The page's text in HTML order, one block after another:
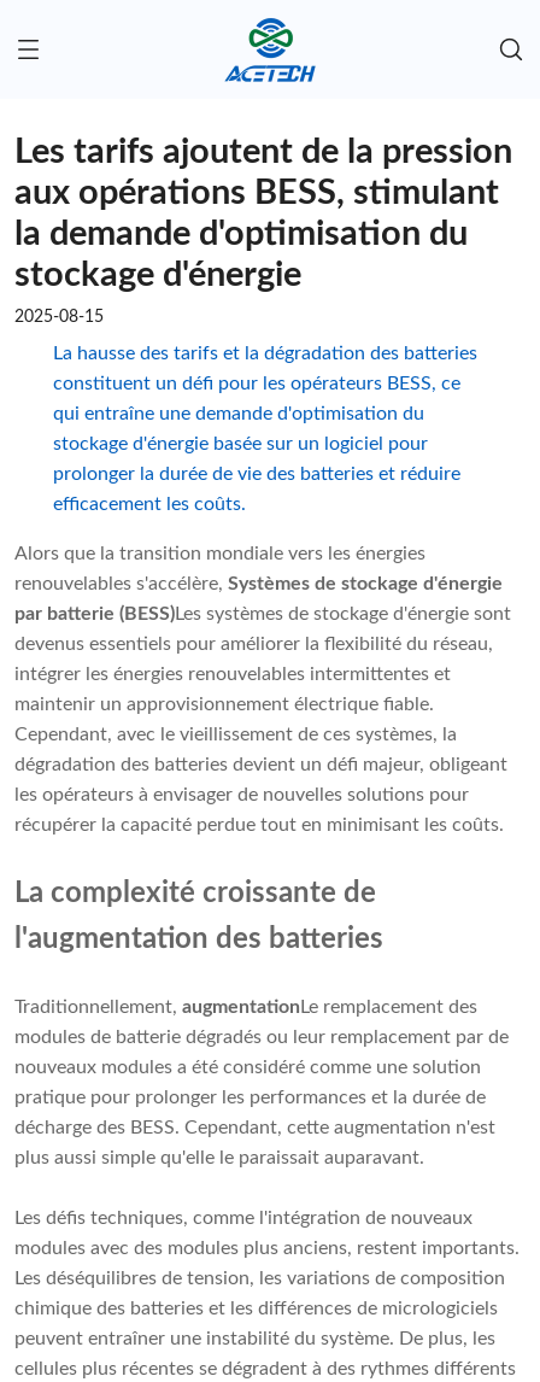
Les tarifs ajoutent de la pression
aux opérations BESS, stimulant
la demande d'optimisation du
stockage d'énergie
2025-08-15
La hausse des tarifs et la dégradation des batteries
constituent un défi pour les opérateurs BESS, ce
qui entraîne une demande d'optimisation du
stockage d'énergie basée sur un logiciel pour
prolonger la durée de vie des batteries et réduire
efficacement les coûts.
Alors que la transition mondiale vers les énergies
renouvelables s'accélère, Systèmes de stockage d'énergie
par batterie (BESS)Les systèmes de stockage d'énergie sont
devenus essentiels pour améliorer la flexibilité du réseau,
intégrer les énergies renouvelables intermittentes et
maintenir un approvisionnement électrique fiable.
Cependant, avec le vieillissement de ces systèmes, la
dégradation des batteries devient un défi majeur, obligeant
les opérateurs à envisager de nouvelles solutions pour
récupérer la capacité perdue tout en minimisant les coûts.
La complexité croissante de
l'augmentation des batteries
Traditionnellement, augmentation Le remplacement des
modules de batterie dégradés ou leur remplacement par de
nouveaux modules a été considéré comme une solution
pratique pour prolonger les performances et la durée de
décharge des BESS. Cependant, cette augmentation n'est
plus aussi simple qu'elle le paraissait auparavant.
Les défis techniques, comme l'intégration de nouveaux
modules avec des modules plus anciens, restent importants.
Les déséquilibres de tension, les variations de composition
chimique des batteries et les différences de micrologiciels
peuvent entraîner une instabilité du système. De plus, les
cellules plus récentes se dégradent à des rythmes différents